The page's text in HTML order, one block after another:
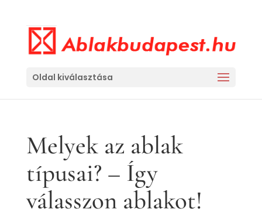
Oldal kiválasztása
Melyek az ablak
típusai? – Így
válasszon ablakot!